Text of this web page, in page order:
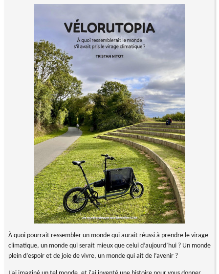
À quoi pourrait ressembler un monde qui aurait réussi à prendre le virage
climatique, un monde qui serait mieux que celui d’aujourd’hui ? Un monde
plein d’espoir et de joie de vivre, un monde qui ait de l’avenir ?